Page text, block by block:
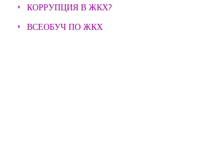
КОРРУПЦИЯ В ЖКХ?
ВСЕОБУЧ ПО ЖКХ